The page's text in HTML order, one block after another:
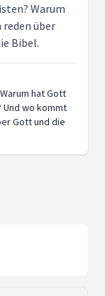
Warum
über
Bibel.
hat Gott
Und wo kommt
Gott und die